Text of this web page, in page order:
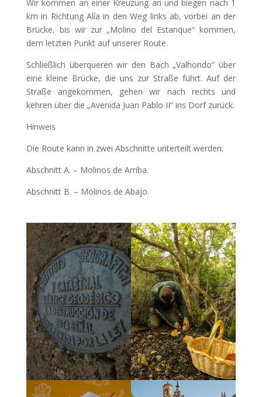
Wir kommen an einer Kreuzung an und biegen nach 1
km in Richtung Alía in den Weg links ab, vorbei an der
Brücke, bis wir zur „Molino del Estanque“ kommen,
dem letzten Punkt auf unserer Route.
Schließlich überqueren wir den Bach „Valhondo“ über
eine kleine Brücke, die uns zur Straße führt. Auf der
Straße angekommen, gehen wir nach rechts und
kehren über die „Avenida Juan Pablo II“ ins Dorf zurück.
Hinweis
Die Route kann in zwei Abschnitte unterteilt werden:
Abschnitt A. – Molinos de Arriba.
Abschnitt B. – Molinos de Abajo.